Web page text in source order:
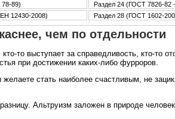
89)
Раздел 24 (ГОСТ 7826-82
12430-2008) Раздел 28 (ГОСТ 1602-
чем по отдельности
то выступает за справедливость, кто-то
при достижении каких-либо фурроров.
стать наиболее счастливым, не
Альтруизм заложен в природе